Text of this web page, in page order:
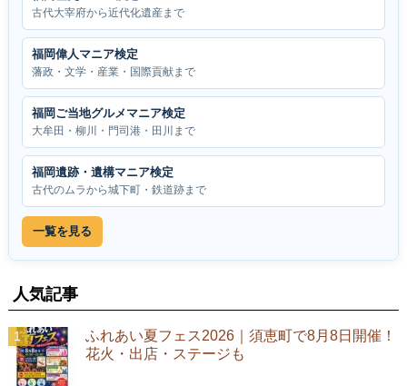
古代大宰府から近代化遺産まで
福岡偉人マニア検定
藩政・文学・産業・国際貢献まで
福岡ご当地グルメマニア検定
大牟田・柳川・門司港・田川まで
福岡遺跡・遺構マニア検定
古代のムラから城下町・鉄道跡まで
一覧を見る
人気記事
ふれあい夏フェス2026｜須恵町で8月8日開催！
花火・出店・ステージも